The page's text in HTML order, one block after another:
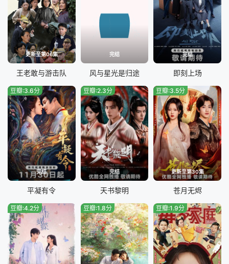
更新至第06集
王老敢与游击队
完结
风与星光是归途
完结
即刻上场
完结
豆瓣:3.6分
平凝有令
完结
豆瓣:2.3分
天书黎明
更新至第30集
豆瓣:3.5分
苍月无烬
豆瓣:4.2分 豆瓣:1.8分 豆瓣:1.9分